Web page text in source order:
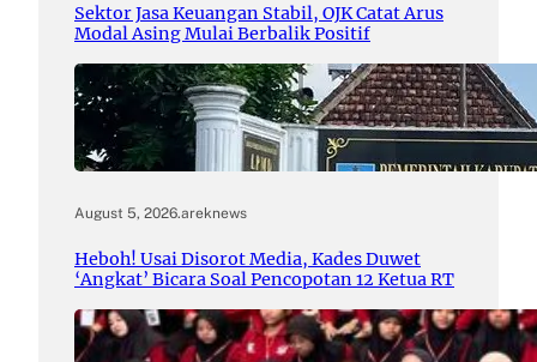
Sektor Jasa Keuangan Stabil, OJK Catat Arus
Modal Asing Mulai Berbalik Positif
August 5, 2026.areknews
Heboh! Usai Disorot Media, Kades Duwet
‘Angkat’ Bicara Soal Pencopotan 12 Ketua RT